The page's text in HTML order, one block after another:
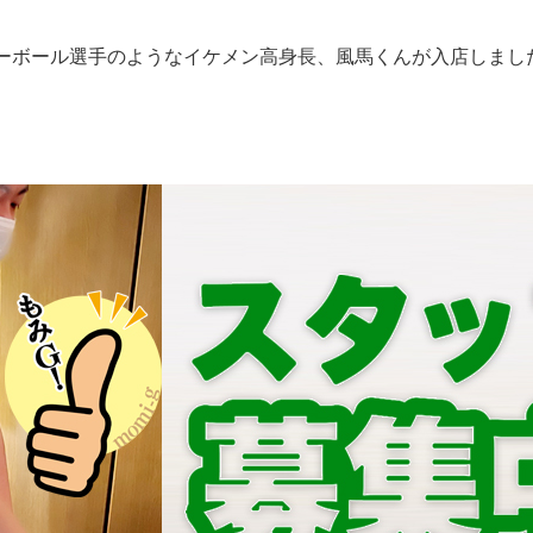
ボール選手のようなイケメン高身長、風馬くんが入店しまし